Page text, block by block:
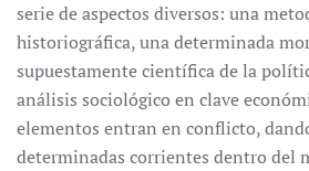
serie de aspectos diversos: una
historiográfica, una determinada
supuestamente científica de la
análisis sociológico en clave
elementos entran en conflicto,
determinadas corrientes dentro del